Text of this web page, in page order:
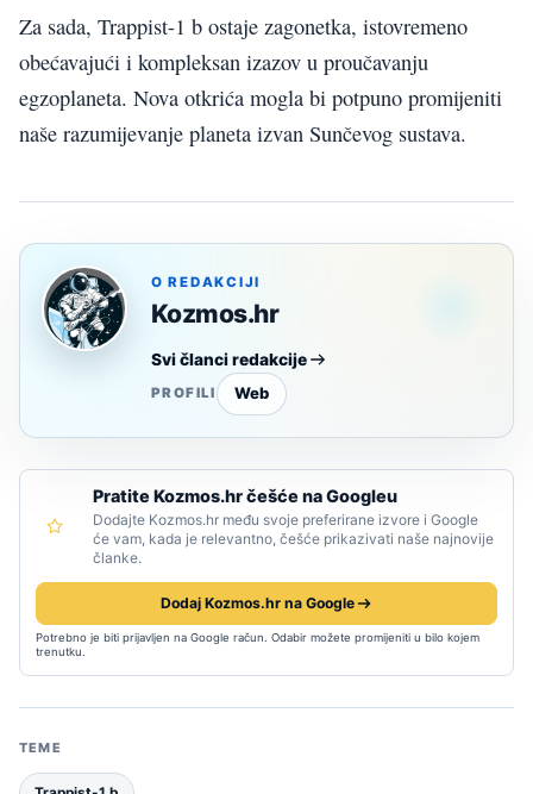
Za sada, Trappist-1 b ostaje zagonetka, istovremeno
obećavajući i kompleksan izazov u proučavanju
egzoplaneta. Nova otkrića mogla bi potpuno promijeniti
naše razumijevanje planeta izvan Sunčevog sustava.
O REDAKCIJI
Kozmos.hr
Svi članci redakcije
PROFILI Web
Pratite Kozmos.hr češće na Googleu
Dodajte Kozmos.hr među svoje preferirane izvore i Google
će vam, kada je relevantno, češće prikazivati naše najnovije
članke.
Dodaj Kozmos.hr na Google
Potrebno je biti prijavljen na Google račun. Odabir možete promijeniti u bilo kojem
trenutku.
TEME